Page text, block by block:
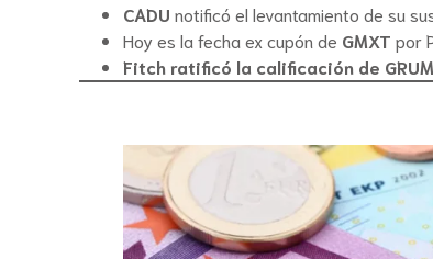
CADU notificó el levantamiento de su
Hoy es la fecha ex cupón de GMXT por
Fitch ratificó la calificación de